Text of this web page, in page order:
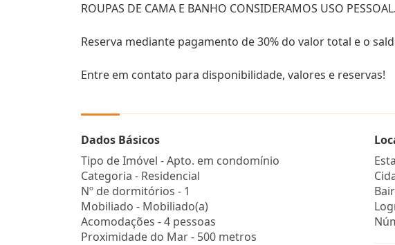
ROUPAS DE CAMA E BANHO CONSIDERAMOS USO PESSOAL.
Reserva mediante pagamento de 30% do valor total e o
Entre em contato para disponibilidade, valores e reservas!
Dados Básicos
Tipo de Imóvel - Apto. em condomínio
Categoria - Residencial
Nº de dormitórios - 1
Mobiliado - Mobiliado(a)
Acomodações - 4 pessoas
Proximidade do Mar - 500 metros